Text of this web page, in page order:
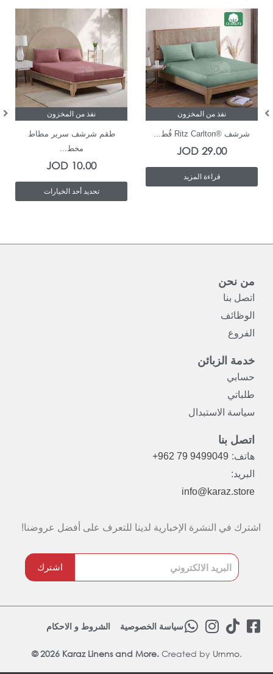
نفذ من المخزون
شرشف ®Ritz Carlton قُط...
29.00
JOD
قراءة المزيد
نفذ من المخزون
طقم شرشف سرير مطاط
مخط...
10.00
JOD
تحديد أحد الخيارات
العديد
من
الأشكال
المختلفة
لهذا
يمكن
اختيار
الخيارات
على
المنتج
من نحن
اتصل بنا
الوظائف
الفروع
خدمة الزبائن
حسابي
طلباتي
سياسة الاستبدال
اتصل بنا
هاتف: +962 79 9499049
البريد:
info@karaz.store
اشترك في النشرة الإخبارية لدينا للتعرف على أفضل عروضنا!
اشترك
F
T
k
I
s
W
a
سياسة الخصوصية الشروط و الاحكام
© 2026 Karaz Linens and More. Created by Urnmo.